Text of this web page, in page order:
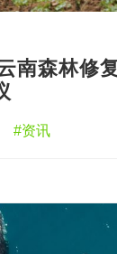
南森林修
#资讯